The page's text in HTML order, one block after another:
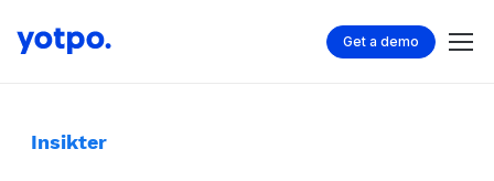
Get a demo
Insikter